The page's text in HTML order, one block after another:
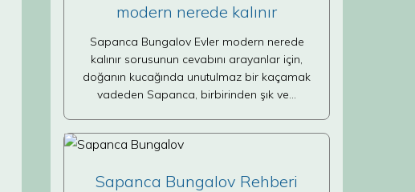
modern nerede kalınır
Sapanca Bungalov Evler modern nerede
kalınır sorusunun cevabını arayanlar için,
doğanın kucağında unutulmaz bir kaçamak
vadeden Sapanca, birbirinden şık ve…
Sapanca Bungalov Rehberi